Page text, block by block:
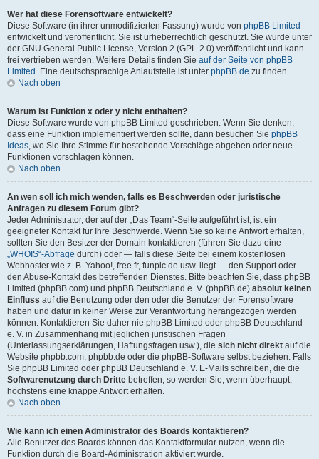
Wer hat diese Forensoftware entwickelt?
Diese Software (in ihrer unmodifizierten Fassung) wurde von phpBB Limited
entwickelt und veröffentlicht. Sie ist urheberrechtlich geschützt. Sie wurde unter
der GNU General Public License, Version 2 (GPL-2.0) veröffentlicht und kann
frei vertrieben werden. Weitere Details finden Sie auf der Seite von phpBB
Limited . Eine deutschsprachige Anlaufstelle ist unter phpBB.de zu finden.
Nach oben
Warum ist Funktion x oder y nicht enthalten?
Diese Software wurde von phpBB Limited geschrieben. Wenn Sie denken,
dass eine Funktion implementiert werden sollte, dann besuchen Sie phpBB
Ideas, wo Sie Ihre Stimme für bestehende Vorschläge abgeben oder neue
Funktionen vorschlagen können.
Nach oben
An wen soll ich mich wenden, falls es Beschwerden oder juristische
Anfragen zu diesem Forum gibt?
Jeder Administrator, der auf der „Das Team“-Seite aufgeführt ist, ist ein
geeigneter Kontakt für Ihre Beschwerde. Wenn Sie so keine Antwort erhalten,
sollten Sie den Besitzer der Domain kontaktieren (führen Sie dazu eine
„WHOIS“-Abfrage durch) oder — falls diese Seite bei einem kostenlosen
Webhoster wie z. B. Yahoo!, free.fr, funpic.de usw. liegt — den Support oder
den Abuse-Kontakt des betreffenden Dienstes. Bitte beachten Sie, dass phpBB
Limited (phpBB.com) und phpBB Deutschland e. V. (phpBB.de) absolut keinen
Einfluss auf die Benutzung oder den oder die Benutzer der Forensoftware
haben und dafür in keiner Weise zur Verantwortung herangezogen werden
können. Kontaktieren Sie daher nie phpBB Limited oder phpBB Deutschland
e. V. in Zusammenhang mit jeglichen juristischen Fragen
(Unterlassungserklärungen, Haftungsfragen usw.), die sich nicht direkt auf die
Website phpbb.com, phpbb.de oder die phpBB-Software selbst beziehen. Falls
Sie phpBB Limited oder phpBB Deutschland e. V. E-Mails schreiben, die die
Softwarenutzung durch Dritte betreffen, so werden Sie, wenn überhaupt,
höchstens eine knappe Antwort erhalten.
Nach oben
Wie kann ich einen Administrator des Boards kontaktieren?
Alle Benutzer des Boards können das Kontaktformular nutzen, wenn die
Funktion durch die Board-Administration aktiviert wurde.